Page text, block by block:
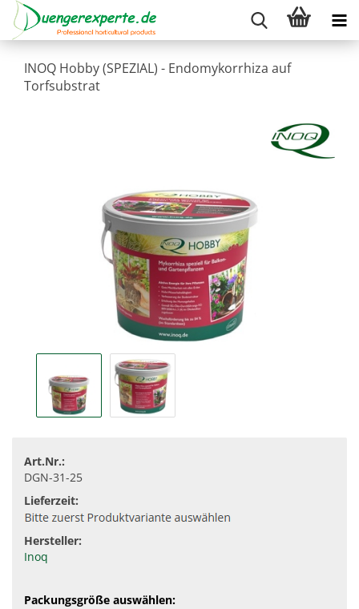
INOQ Hobby (SPEZIAL) - Endomykorrhiza auf
Torfsubstrat
Art.Nr.:
DGN-31-25
Lieferzeit:
Hersteller:
Inoq
Packungsgröße auswählen: